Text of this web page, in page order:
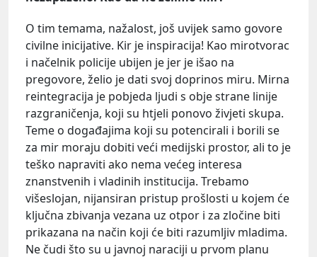
O tim temama, nažalost, još uvijek samo govore
civilne inicijative. Kir je inspiracija! Kao mirotvorac
i načelnik policije ubijen je jer je išao na
pregovore, želio je dati svoj doprinos miru. Mirna
reintegracija je pobjeda ljudi s obje strane linije
razgraničenja, koji su htjeli ponovo živjeti skupa.
Teme o događajima koji su potencirali i borili se
za mir moraju dobiti veći medijski prostor, ali to je
teško napraviti ako nema većeg interesa
znanstvenih i vladinih institucija. Trebamo
višeslojan, nijansiran pristup prošlosti u kojem će
ključna zbivanja vezana uz otpor i za zločine biti
prikazana na način koji će biti razumljiv mladima.
Ne čudi što su u javnoj naraciji u prvom planu